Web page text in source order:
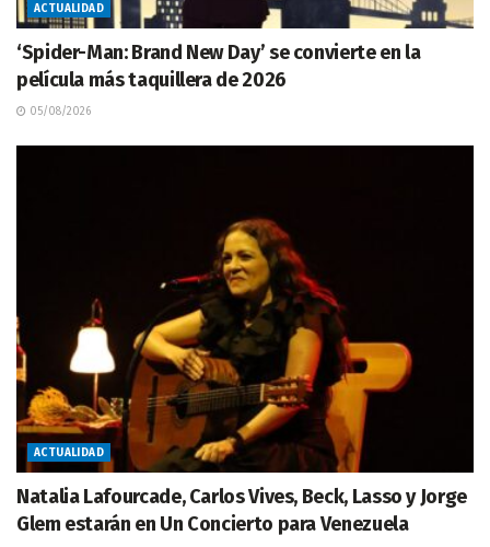
ACTUALIDAD
‘Spider-Man: Brand New Day’ se convierte en la
película más taquillera de 2026
05/08/2026
ACTUALIDAD
Natalia Lafourcade, Carlos Vives, Beck, Lasso y Jorge
Glem estarán en Un Concierto para Venezuela